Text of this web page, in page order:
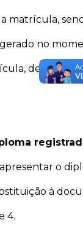
matrícula,
no
o
à
4.